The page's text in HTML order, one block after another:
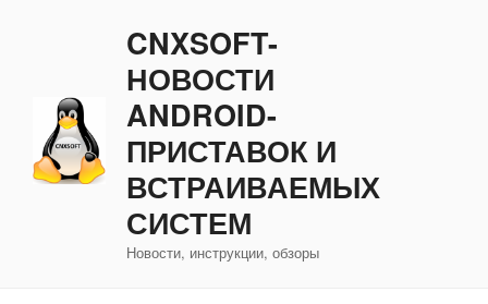
CNXSOFT-
НОВОСТИ
ANDROID-
ПРИСТАВОК И
ВСТРАИВАЕМЫХ
СИСТЕМ
Новости, инструкции, обзоры